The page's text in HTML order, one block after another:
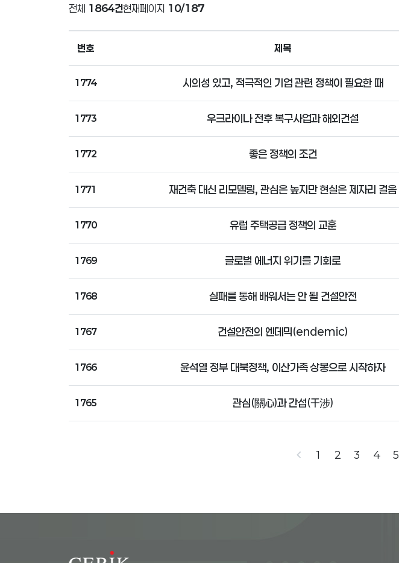
전체 1864건현재페이지 10/187
번호 제목
1774 시의성 있고, 적극적인 기업 관련 정책이 필요한 때
1773 우크라이나 전후 복구사업과 해외건설
1772 좋은 정책의 조건
1771 재건축 대신 리모델링, 관심은 높지만 현실은 제자리 걸음
1770 유럽 주택공급 정책의 교훈
1769 글로벌 에너지 위기를 기회로
1768 실패를 통해 배워서는 안 될 건설안전
1767 건설안전의 엔데믹(endemic)
1766 윤석열 정부 대북정책, 이산가족 상봉으로 시작하자
1765 관심(關心)과 간섭(干涉)
chevron_left 1 2 3 4 5